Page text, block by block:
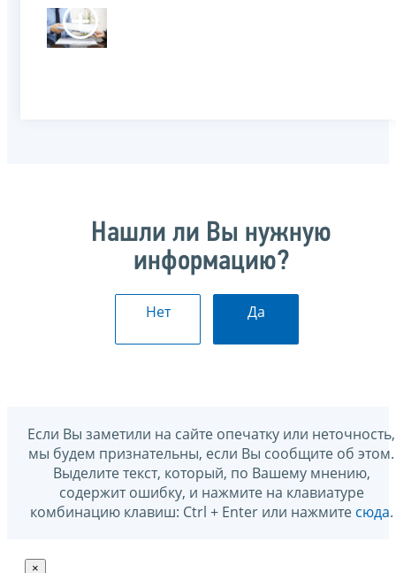
Нашли ли Вы нужную
информацию?
Нет Да
Если Вы заметили на сайте опечатку или неточность,
мы будем признательны, если Вы сообщите об этом.
Выделите текст, который, по Вашему мнению,
содержит ошибку, и нажмите на клавиатуре
комбинацию клавиш: Ctrl + Enter или нажмите сюда.
×